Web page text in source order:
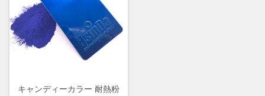
キャンディーカラー 耐熱粉